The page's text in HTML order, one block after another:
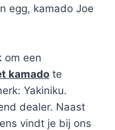
egg, kamado Joe
om een
kamado te
Yakiniku.
dealer. Naast
vindt je bij ons